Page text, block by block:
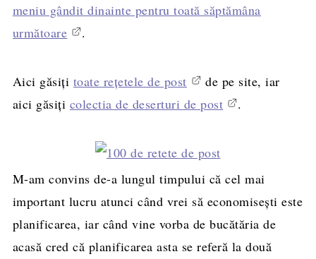
meniu gândit dinainte pentru toată săptămâna
următoare
.
Aici găsiţi toate reţetele de post
de pe site, iar
aici găsiţi colectia de deserturi de post .
M-am convins de-a lungul timpului că cel mai
important lucru atunci când vrei să economiseşti este
planificarea, iar când vine vorba de bucătăria de
acasă cred că planificarea asta se referă la două